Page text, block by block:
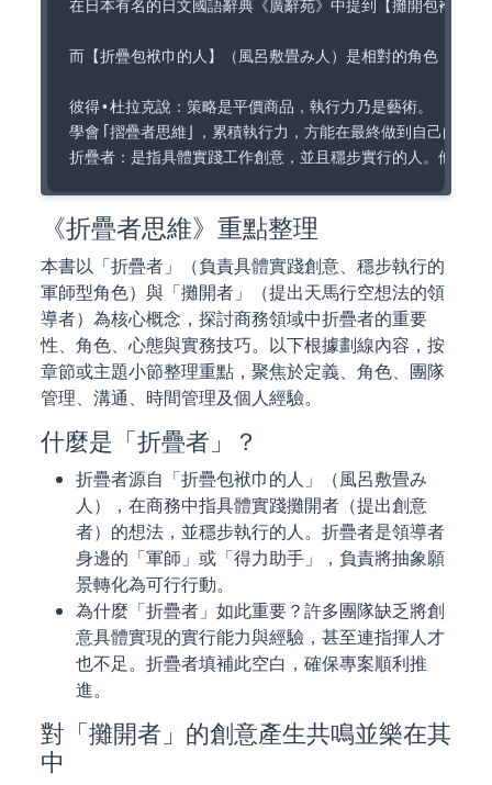
在日本有名的日文國語辭典《廣辭苑》中提到【攤開包袱巾】
而【折疊包袱巾的人】（風呂敷畳み人）是相對的角色，作
彼得•杜拉克說：策略是平價商品，執行力乃是藝術。
學會「摺疊者思維」，累積執行力，方能在最終做到自己的想
《折疊者思維》重點整理
本書以「折疊者」（負責具體實踐創意、穩步執行的
軍師型角色）與「攤開者」（提出天馬行空想法的領
導者）為核心概念，探討商務領域中折疊者的重要
性、角色、心態與實務技巧。以下根據劃線內容，按
章節或主題小節整理重點，聚焦於定義、角色、團隊
管理、溝通、時間管理及個人經驗。
什麼是「折疊者」？
折疊者源自「折疊包袱巾的人」（風呂敷畳み
人），在商務中指具體實踐攤開者（提出創意
者）的想法，並穩步執行的人。折疊者是領導者
身邊的「軍師」或「得力助手」，負責將抽象願
景轉化為可行行動。
為什麼「折疊者」如此重要？許多團隊缺乏將創
意具體實現的實行能力與經驗，甚至連指揮人才
也不足。折疊者填補此空白，確保專案順利推
進。
對「攤開者」的創意產生共鳴並樂在其
中